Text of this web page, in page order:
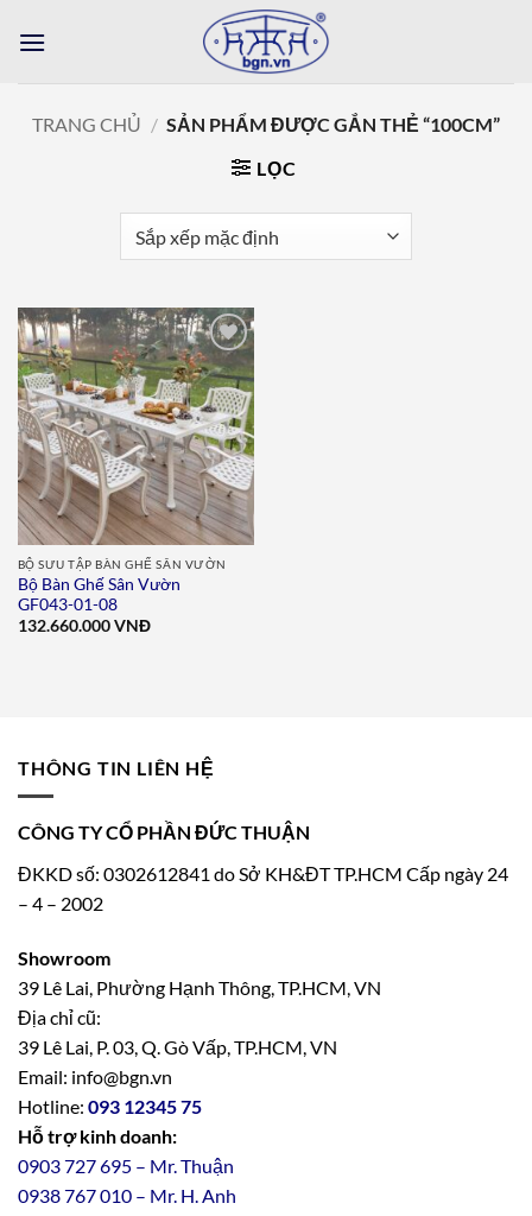
qua
TRANG CHỦ / SẢN PHẨM ĐƯỢC GẮN THẺ “100CM”
LỌC
Add to
wishlist
BỘ SƯU TẬP BÀN GHẾ SÂN VƯỜN
Bộ Bàn Ghế Sân Vườn
GF043-01-08
132.660.000VNĐ
THÔNG TIN LIÊN HỆ
CÔNG TY CỔ PHẦN ĐỨC THUẬN
ĐKKD số: 0302612841 do Sở KH&ĐT TP.HCM Cấp ngày 24
– 4 – 2002
Showroom
39 Lê Lai, Phường Hạnh Thông, TP.HCM, VN
Địa chỉ cũ:
39 Lê Lai, P. 03, Q. Gò Vấp, TP.HCM, VN
Email: info@bgn.vn
Hotline: 093 12345 75
Hỗ trợ kinh doanh:
0903 727 695 – Mr. Thuận
0938 767 010 – Mr. H. Anh